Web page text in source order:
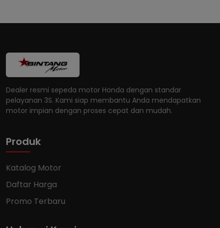
Dealer resmi sepeda motor Honda dengan standar
pelayanan 3S. Kami siap membantu Anda mendapatkan
motor impian dengan proses cepat dan mudah.
Produk
Katalog Motor
Daftar Harga
Promo Terbaru